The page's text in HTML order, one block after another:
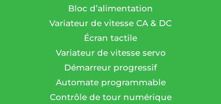
Bloc d’alimentation
Variateur de vitesse CA & DC
Écran tactile
Variateur de vitesse servo
Démarreur progressif
Automate programmable
Contrôle de tour numérique